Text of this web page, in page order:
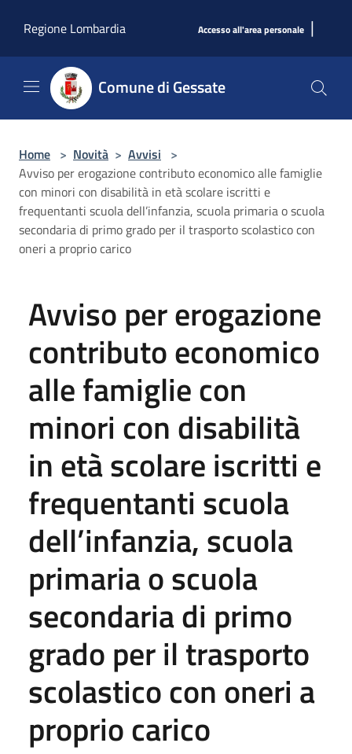
Regione Lombardia
Accesso all'area personale |
Comune di Gessate
Home > Novità > Avvisi >
Avviso per erogazione contributo economico alle famiglie
con minori con disabilità in età scolare iscritti e
frequentanti scuola dell’infanzia, scuola primaria o scuola
secondaria di primo grado per il trasporto scolastico con
oneri a proprio carico
Avviso per erogazione
contributo economico
alle famiglie con
minori con disabilità
in età scolare iscritti e
frequentanti scuola
dell’infanzia, scuola
primaria o scuola
secondaria di primo
grado per il trasporto
scolastico con oneri a
proprio carico